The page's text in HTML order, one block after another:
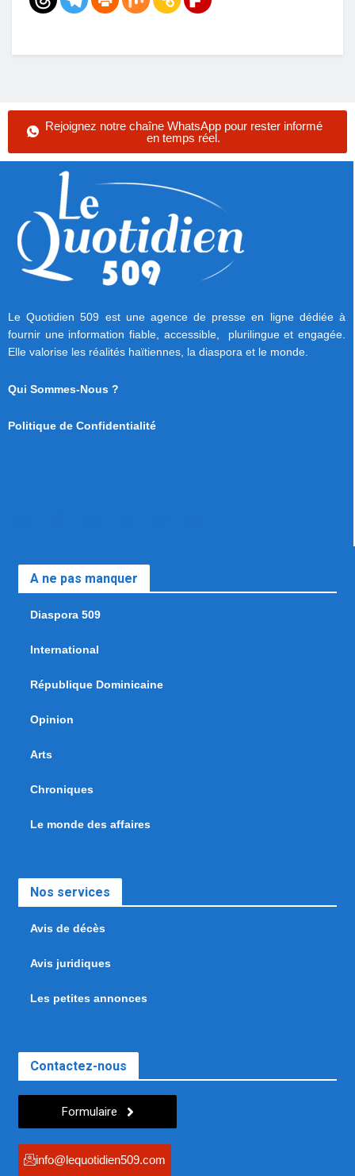
Rejoignez notre chaîne WhatsApp pour rester informé
en temps réel.
Le Quotidien 509 est une agence de presse en ligne dédiée à
fournir une information fiable, accessible, plurilingue et engagée.
Elle valorise les réalités haïtiennes, la diaspora et le monde.
Qui Sommes-Nous ?
Politique de Confidentialité
A ne pas manquer
Diaspora 509
International
République Dominicaine
Opinion
Arts
Chroniques
Le monde des affaires
Nos services
Avis de décès
Avis juridiques
Les petites annonces
Contactez-nous
Formulaire
info@lequotidien509.com